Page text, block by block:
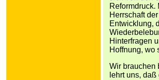
Reformdruck.
Herrschaft
Entwicklung,
Hinterfragen
Hoffnung, wo
Wir brauchen
lehrt uns,